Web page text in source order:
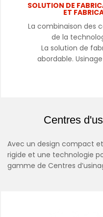
SOLUTION DE
ET
La combinaison des
de la
La solution de
abordable.
Centres
Avec un design compact
rigide et une technologie
gamme de Centres